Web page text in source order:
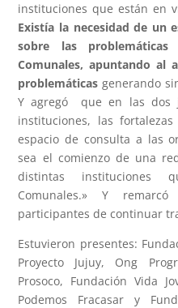
instituciones que están en
Existía la necesidad de un
sobre las
Comunales, apuntando al
problemáticasgenerando
Y agregó que en las dos
instituciones, las
espacio de consulta a las
sea el comienzo de una
distintas instituciones
Comunales.» Y
participantes de continuar
Estuvieron presentes:
Proyecto Jujuy, Ong
Prosoco, Fundación Vida
Podemos Fracasar y